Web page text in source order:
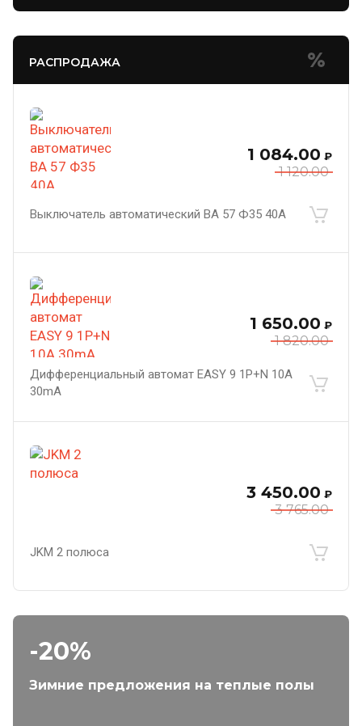
РАСПРОДАЖА
1 120.00
1 084.00 ₽
Выключатель автоматический ВА 57 Ф35 40А
1 820.00
1 650.00 ₽
Дифференциальный автомат EASY 9 1P+N 10A
30mА
3 765.00
3 450.00 ₽
JKM 2 полюса
-20%
Зимние предложения на теплые полы